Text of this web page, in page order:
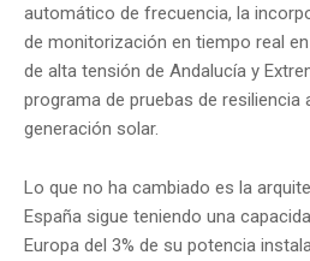
automático de frecuencia, la
de monitorización en tiempo real
de alta tensión de Andalucía y
programa de pruebas de resiliencia
generación solar.
Lo que no ha cambiado es la
España sigue teniendo una
Europa del 3% de su potencia